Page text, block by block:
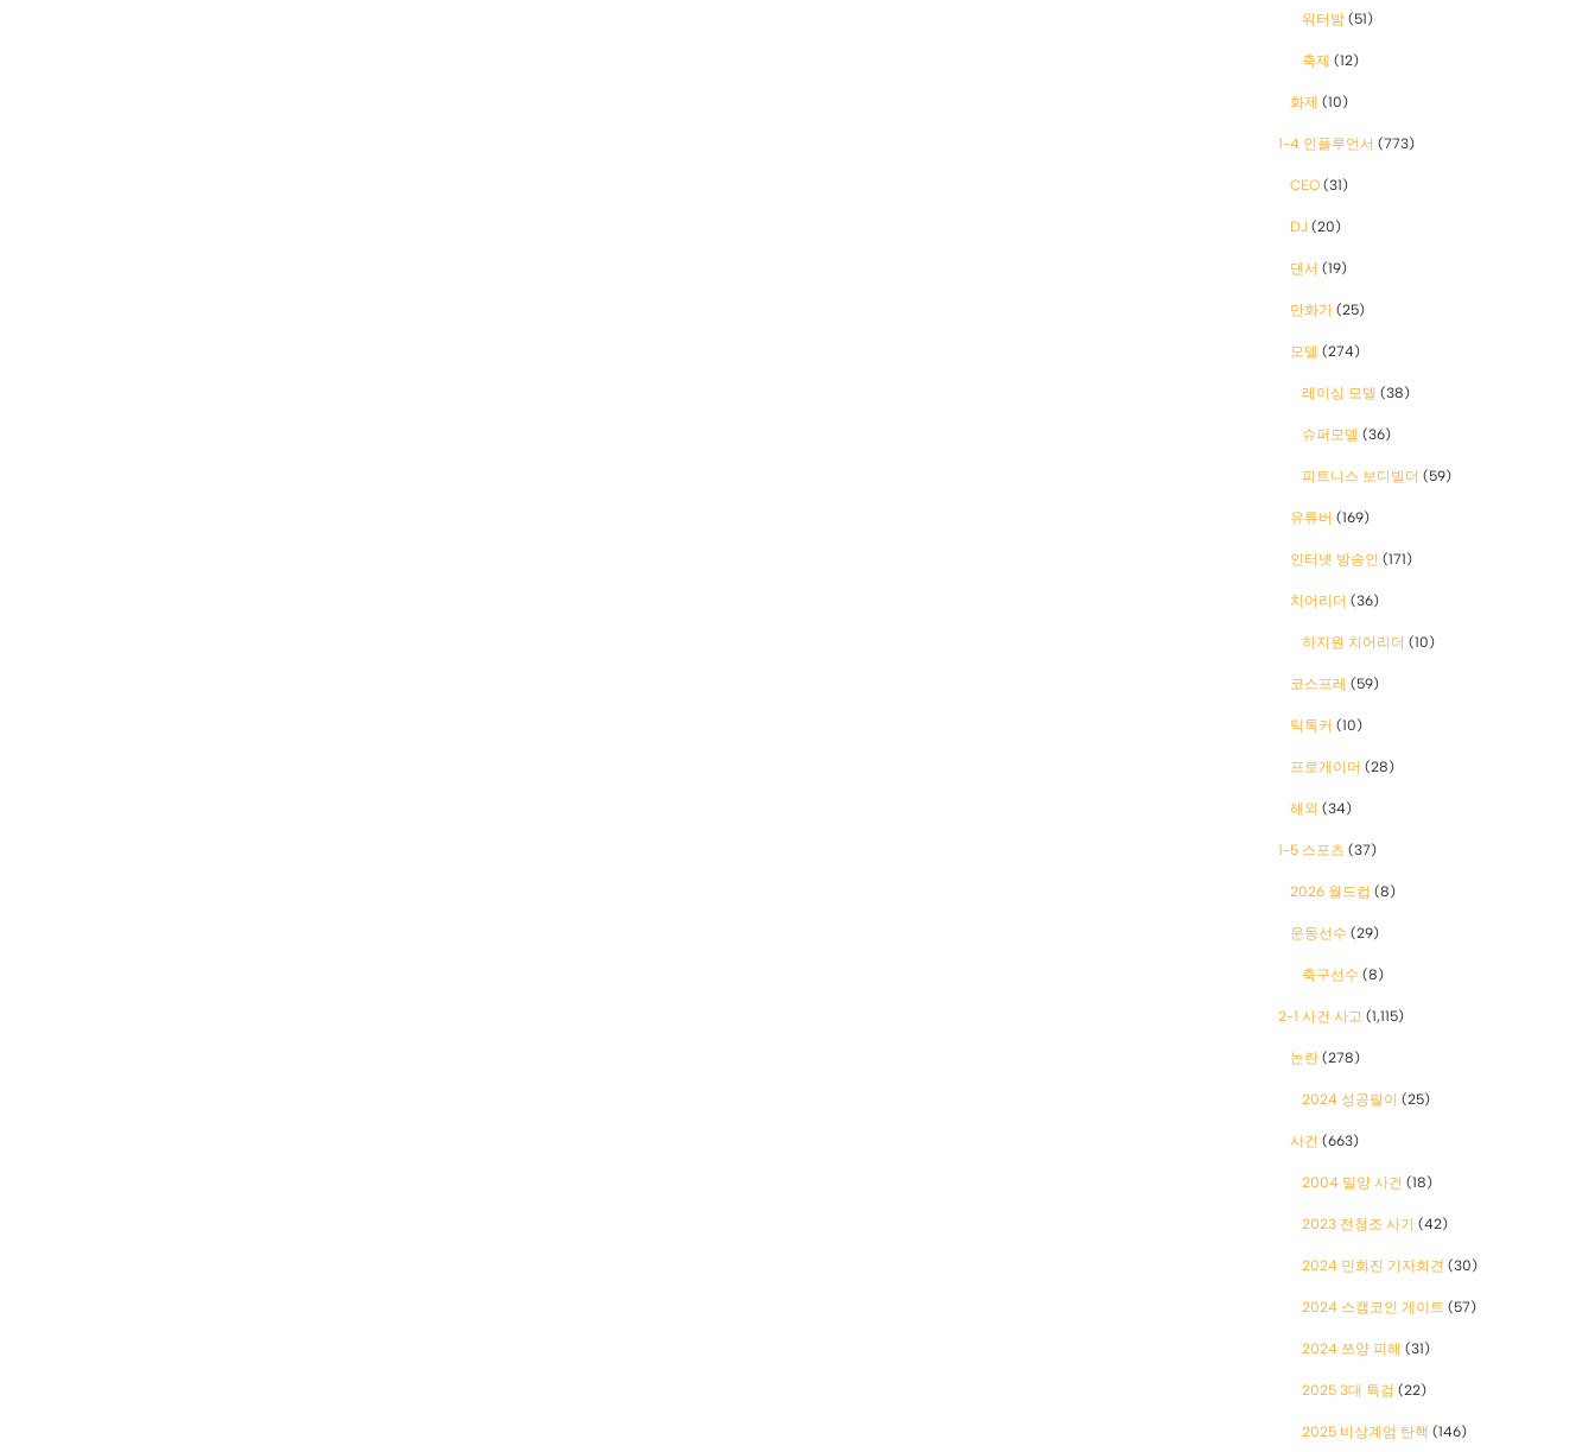
워터밤 (51)
축제 (12)
화제 (10)
1-4 인플루언서 (773)
CEO (31)
DJ (20)
댄서 (19)
만화가 (25)
모델 (274)
레이싱 모델 (38)
슈퍼모델 (36)
피트니스 보디빌더 (59)
유튜버 (169)
인터넷 방송인 (171)
치어리더 (36)
하지원 치어리더 (10)
코스프레 (59)
틱톡커 (10)
프로게이머 (28)
해외 (34)
1-5 스포츠 (37)
2026 월드컵 (8)
운동선수 (29)
축구선수 (8)
2-1 사건 사고 (1,115)
논란 (278)
2024 성공팔이 (25)
사건 (663)
2004 밀양 사건 (18)
2023 전청조 사기 (42)
2024 민희진 기자회견 (30)
2024 스캠코인 게이트 (57)
2024 쯔양 피해 (31)
2025 3대 특검 (22)
2025 비상계엄 탄핵 (146)